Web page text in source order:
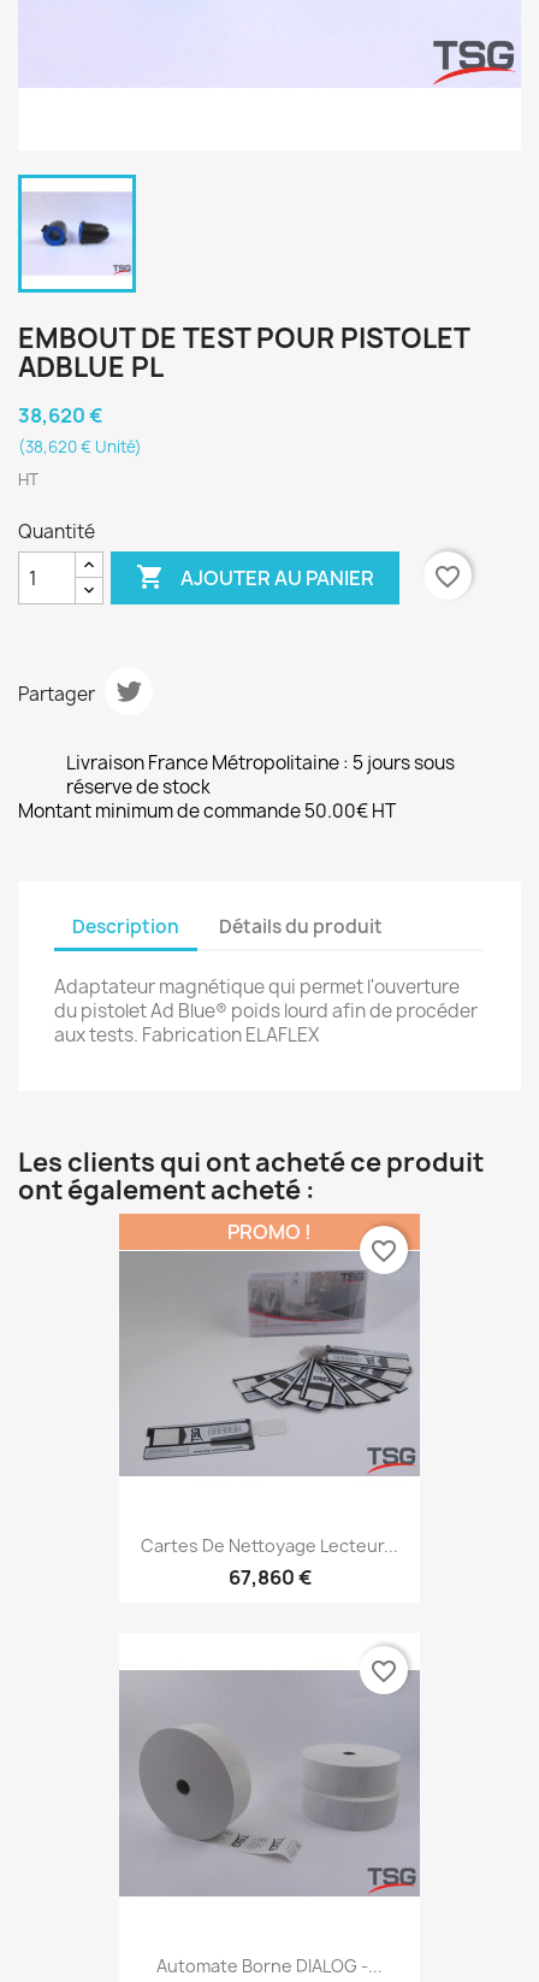
EMBOUT DE TEST POUR PISTOLET
ADBLUE PL
38,620 €
(38,620 € Unité)
HT
Quantité
 AJOUTER AU PANIER favorite_border
Partager
Livraison France Métropolitaine : 5 jours sous
réserve de stock
Montant minimum de commande 50.00€ HT
Description Détails du produit
Adaptateur magnétique qui permet l'ouverture
du pistolet Ad Blue® poids lourd afin de procéder
aux tests. Fabrication ELAFLEX
Les clients qui ont acheté ce produit
ont également acheté :
Cartes De Nettoyage Lecteur...
67,860 €
PROMO !
favorite_border
Automate Borne DIALOG -...
favorite_border